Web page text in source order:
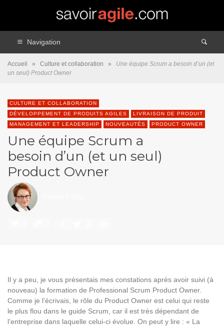
Navigation
Accueil » Culture et collaboration »
Une équipe Scrum a besoin d’un (et
un seul) Product Owner
CULTURE ET COLLABORATION
DÉVELOPPEMENT DE PRODUITS AGILES
LIVRAISON DE PRODUIT
MANAGEMENT ET LEADERSHIP
NOUVEAUTÉS PRODUCT OWNER
Une équipe Scrum a
besoin d’un (et un seul)
Product Owner
Il y a peu, je vous présentais mes constations après avoir suivi (à
nouveau) la formation de Professional Scrum Product Owner.
Comme je l’écrivais, le rôle du Product Owner est celui qui reste
le plus flou dans le guide Scrum, car il est très dépendant de
l’entreprise dans laquelle celui-ci évolue. On peut y lire : « La